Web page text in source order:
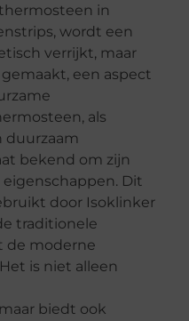
in
wordt een
verrijkt, maar
een aspect
als
duurzaam
bekend om zijn
Dit
door Isoklinker
traditionele
de moderne
is niet alleen
biedt ook